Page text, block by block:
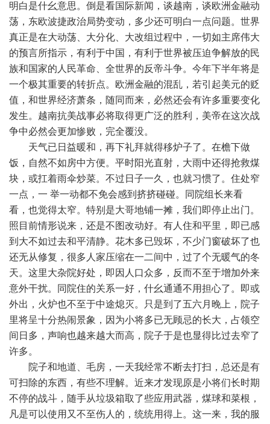
明白是什幺意思。倒是看国际新闻，谈越南，谈欧洲金融动
荡，东欧波捷政治局势变动，多少还可明白一点问题。世界
真正是在大动荡、大分化、大改组过程中，一切如主席伟大
的预言所指示，有利于中国，有利于世界被压迫争解放的民
族和国家的人民革命、全世界的反帝斗争。今年下半年将是
一个极其重要的转折点。欧洲金融的混乱，若引起美元的贬
值，和世界经济萧条，随同而来，必然还会有许多重要变化
发生。越南抗美战事必将取得更广泛的胜利，美帝在这次战
争中必然会更加惨败，完全覆没。
天气已日益暖和，再下礼拜就得移炉子了。在檐下做
饭，自然不如房中方便。平时阳光直射，大雨中还得抢救煤
块，或扛着雨伞炒菜。不过日子一久，也就习惯了。住处窄
一点，一 举一动都不免会感到挤挤碰碰。同院组长来看
看，也觉得太窄。特别是大哥地铺一摊，我们即停止出门。
照目前情形说来，还是不图改动好。有人住和平里，即已感
到大不如过去和平清静。花木多已毁坏，不少门窗破坏了也
还无从修复，很多人家压缩在一二间中，过了个无暖气的冬
天。这里大杂院好处，即因人口众多，反而不至于增加外来
意外干扰。同院住的关系一好，什幺通通不用担心了。即或
外出，火炉也不至于中途熄灭。只是到了五六月晚上，院子
里将呈十分热闹景象，因为小将多已无顾忌的长大，占领空
间日多，声响也越来越大而高，院子于是也显得比过去窄了
许多。
院子和地道、毛房，一天我经常不断去打扫，总还是有
可扫除的东西，有些不理解。近来才发现原是小将们长时期
不停的战斗，随手从垃圾箱取了些应用武器，煤球和菜根，
凡是可以使用又不至伤人的，统统用得上。这一来，我的服